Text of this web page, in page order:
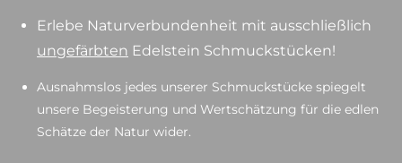
Erlebe Naturverbundenheit mit ausschließlich
ungefärbten Edelstein Schmuckstücken!
Ausnahmslos jedes unserer Schmuckstücke spiegelt
unsere Begeisterung und Wertschätzung für die edlen
Schätze der Natur wider.